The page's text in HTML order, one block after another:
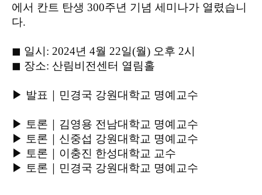
에서 칸트 탄생 300주년 기념 세미나가 열렸습니
다.
◼︎ 일시: 2024년 4월 22일(월) 오후 2시
◼︎ 장소: 산림비전센터 열림홀
▶ 발표｜민경국 강원대학교 명예교수
▶ 토론｜민경국 강원대학교 명예교수